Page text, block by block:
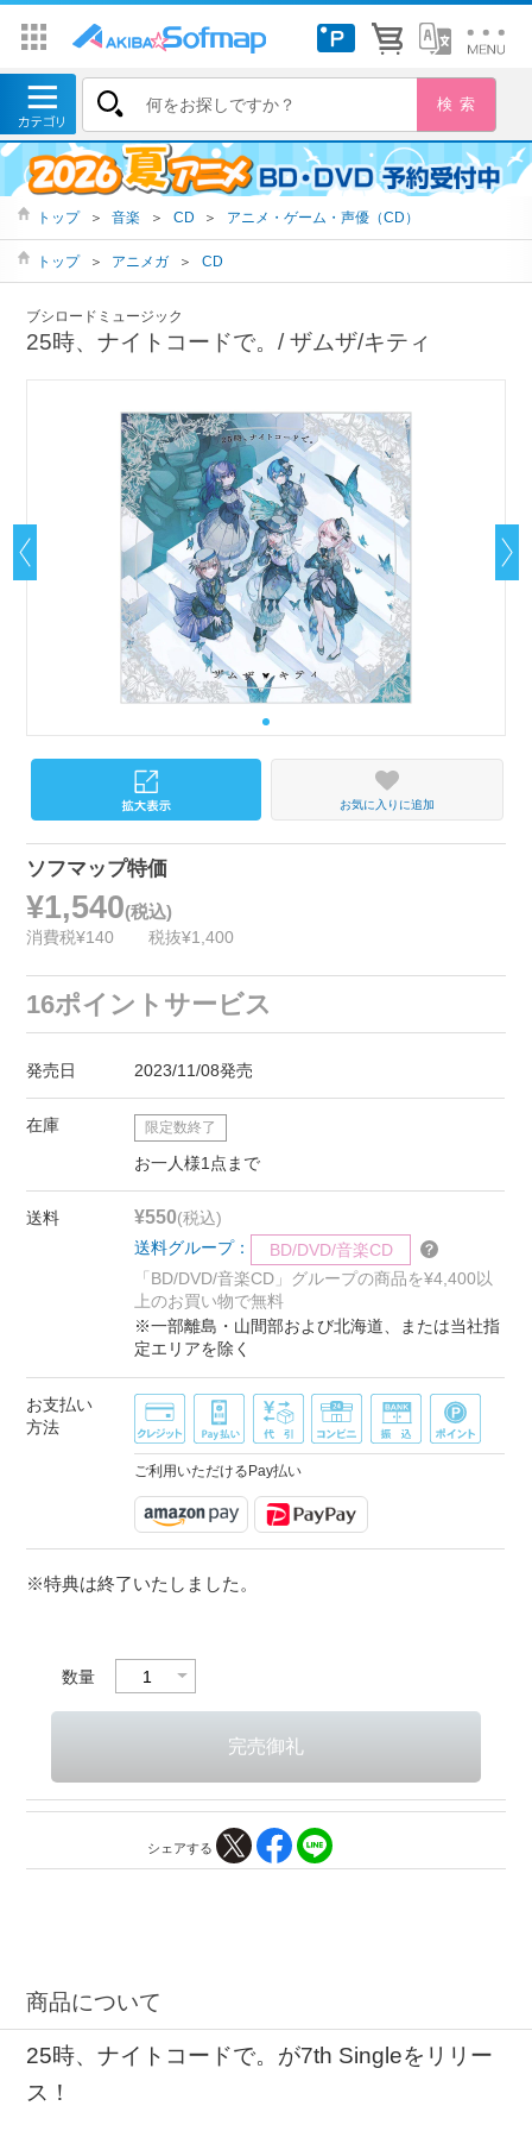
トップ ＞ 音楽 ＞ CD ＞ アニメ・ゲーム・声優（CD）
トップ ＞ アニメガ ＞ CD
ブシロードミュージック
25時、ナイトコードで。/ ザムザ/キティ
お気に入りに追加
ソフマップ特価
¥1,540(税込)
消費税¥140 税抜¥1,400
16ポイントサービス
発売日 2023/11/08発売
在庫 限定数終了
お一人様1点まで
送料 ¥550(税込)
送料グループ：
BD/DVD/音楽CD
「BD/DVD/音楽CD」グループの商品を¥4,400以
上のお買い物で無料
※一部離島・山間部および北海道、または当社指
定エリアを除く
お支払い
方法
ご利用いただけるPay払い
※特典は終了いたしました。
数量
シェアする
商品について
25時、ナイトコードで。が7th Singleをリリー
ス！